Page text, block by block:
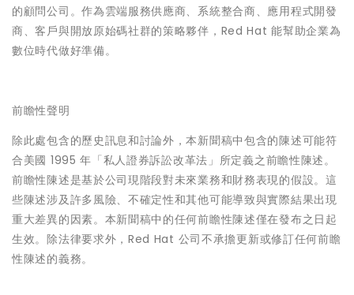
的顧問公司。作為雲端服務供應商、系統整合商、應用程式開發
商、客戶與開放原始碼社群的策略夥伴，Red Hat 能幫助企業為
數位時代做好準備。
前瞻性聲明
除此處包含的歷史訊息和討論外，本新聞稿中包含的陳述可能符
合美國 1995 年「私人證券訴訟改革法」所定義之前瞻性陳述。
前瞻性陳述是基於公司現階段對未來業務和財務表現的假設。這
些陳述涉及許多風險、不確定性和其他可能導致與實際結果出現
重大差異的因素。本新聞稿中的任何前瞻性陳述僅在發布之日起
生效。除法律要求外，Red Hat 公司不承擔更新或修訂任何前瞻
性陳述的義務。